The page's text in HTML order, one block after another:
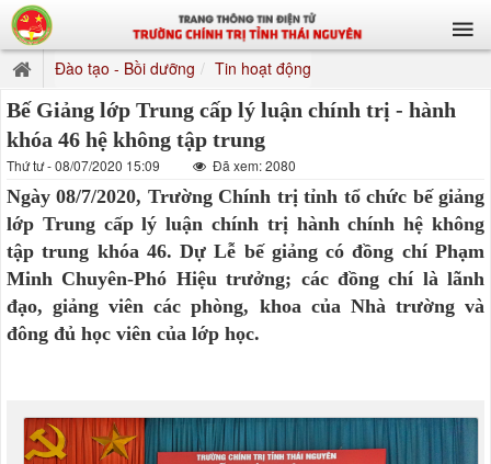
Đào tạo - Bồi dưỡng Tin hoạt động
Bế Giảng lớp Trung cấp lý luận chính trị - hành
khóa 46 hệ không tập trung
Thứ tư - 08/07/2020 15:09 Đã xem: 2080
Ngày 08/7/2020, Trường Chính trị tỉnh tổ chức bế giảng
lớp Trung cấp lý luận chính trị hành chính hệ không
tập trung khóa 46. Dự Lễ bế giảng có đồng chí Phạm
Minh Chuyên-Phó Hiệu trưởng; các đồng chí là lãnh
đạo, giảng viên các phòng, khoa của Nhà trường và
đông đủ học viên của lớp học.